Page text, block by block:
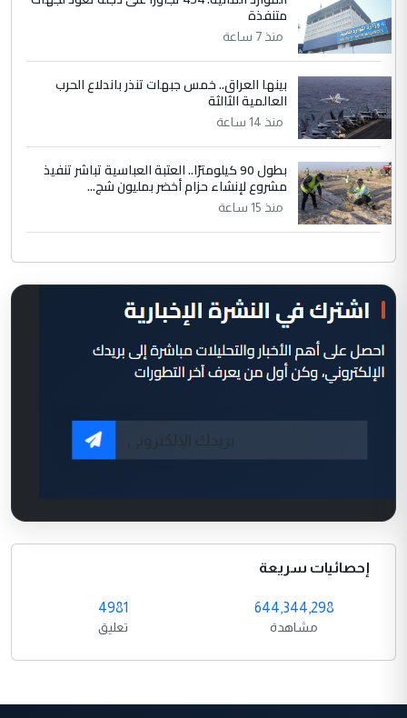
متنفذة
منذ 7 ساعة
بينها العراق.. خمس جبهات تنذر باندلاع الحرب
العالمية الثالثة
منذ 14 ساعة
بطول 90 كيلومترًا.. العتبة العباسية تباشر تنفيذ
مشروع لإنشاء حزام أخضر بمليون شج...
منذ 15 ساعة
إحصائيات سريعة
644,344,298
مشاهدة
4981
تعليق